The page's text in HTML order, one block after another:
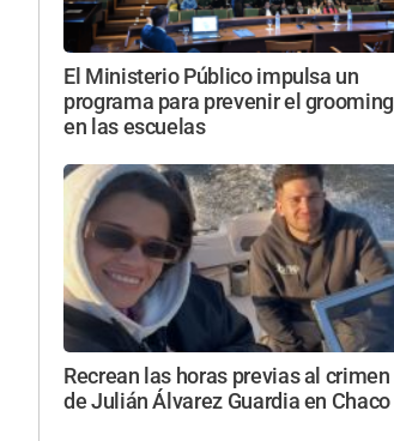
El Ministerio Público impulsa un
programa para prevenir el grooming
en las escuelas
Recrean las horas previas al crimen
de Julián Álvarez Guardia en Chaco